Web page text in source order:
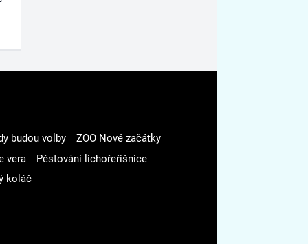
budou volby
ZOO Nové začátky
vera
Pěstování lichořeřišnice
koláč